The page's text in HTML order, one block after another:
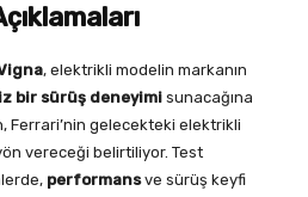
, elektrikli modelin markanın
bir sürüş deneyimi sunacağına
Ferrari’nin gelecekteki elektrikli
vereceği belirtiliyor. Test
performansve sürüş keyfi